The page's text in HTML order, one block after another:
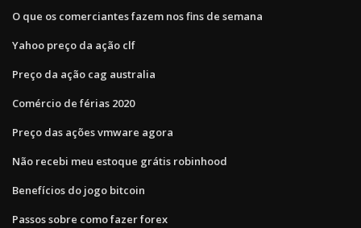
O que os comerciantes fazem nos fins de semana
Yahoo preço da ação clf
Preço da ação cag australia
Comércio de férias 2020
Preço das ações vmware agora
Não recebi meu estoque grátis robinhood
Benefícios do jogo bitcoin
Passos sobre como fazer forex